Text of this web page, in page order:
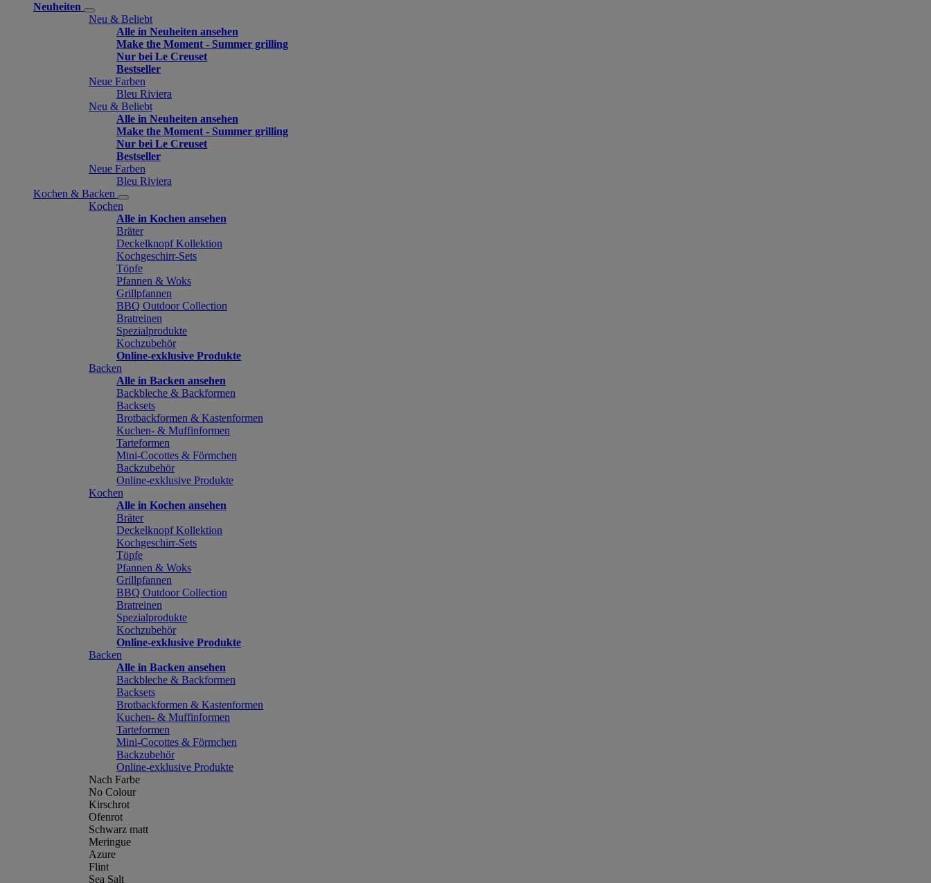
Neuheiten
Neu & Beliebt
Alle in Neuheiten ansehen
Make the Moment - Summer grilling
Nur bei Le Creuset
Bestseller
Neue Farben
Bleu Riviera
Neu & Beliebt
Alle in Neuheiten ansehen
Make the Moment - Summer grilling
Nur bei Le Creuset
Bestseller
Neue Farben
Bleu Riviera
Kochen & Backen
Kochen
Alle in Kochen ansehen
Bräter
Deckelknopf Kollektion
Kochgeschirr-Sets
Töpfe
Pfannen & Woks
Grillpfannen
BBQ Outdoor Collection
Bratreinen
Spezialprodukte
Kochzubehör
Online-exklusive Produkte
Backen
Alle in Backen ansehen
Backbleche & Backformen
Backsets
Brotbackformen & Kastenformen
Kuchen- & Muffinformen
Tarteformen
Mini-Cocottes & Förmchen
Backzubehör
Online-exklusive Produkte
Kochen
Alle in Kochen ansehen
Bräter
Deckelknopf Kollektion
Kochgeschirr-Sets
Töpfe
Pfannen & Woks
Grillpfannen
BBQ Outdoor Collection
Bratreinen
Spezialprodukte
Kochzubehör
Online-exklusive Produkte
Backen
Alle in Backen ansehen
Backbleche & Backformen
Backsets
Brotbackformen & Kastenformen
Kuchen- & Muffinformen
Tarteformen
Mini-Cocottes & Förmchen
Backzubehör
Online-exklusive Produkte
Nach Farbe
No Colour
Kirschrot
Ofenrot
Schwarz matt
Meringue
Azure
Flint
Sea Salt